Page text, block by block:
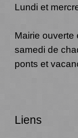
Lundi et
Mairie ouverte
samedi de
ponts et
Liens